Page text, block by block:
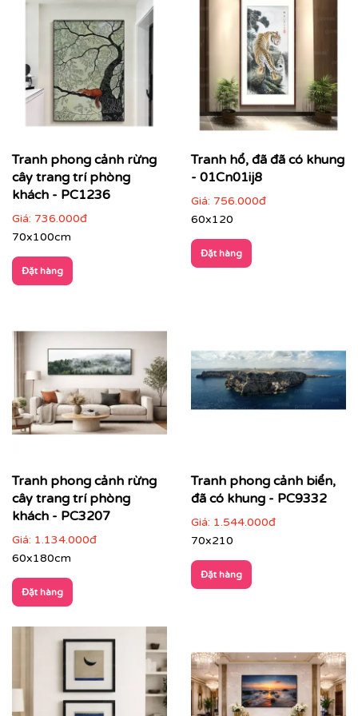
Hình ảnh gần gũi, dễ cảm nhận
sắc quen thuộc, phù hợp nhiều đối tượng khách
hàng
Màu sắc hài hoà: dễ kết hợp với nhiều phong cách
nội thất, không gây rối mắt
Chiều sâu không gian
Giá trị phong thuỷ tích cực: mang năng lượng an
yên, cân bằng và sinh khí cho không gian sống
Tranh phong cảnh rừng
cây trang trí phòng
khách - PC1236
Giá: 736.000đ
70x100cm
Đặt hàng
Tranh hổ, đã đã có khung
- 01Cn01ij8
Giá: 756.000đ
60x120
Đặt hàng
Tranh phong cảnh rừng
cây trang trí phòng
khách - PC3207
Giá: 1.134.000đ
60x180cm
Đặt hàng
Tranh phong cảnh biển,
đã có khung - PC9332
Giá: 1.544.000đ
70x210
Đặt hàng